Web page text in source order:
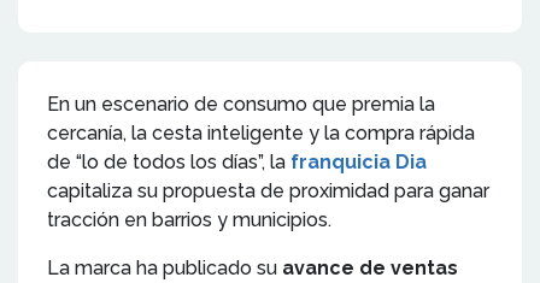
En un escenario de consumo que premia la
cercanía, la cesta inteligente y la compra rápida
de “lo de todos los días”, la franquicia Dia
capitaliza su propuesta de proximidad para ganar
tracción en barrios y municipios.
La marca ha publicado su avance de ventas